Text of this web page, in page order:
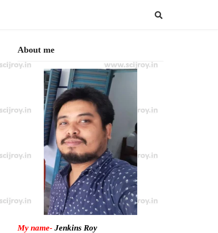
About me
My name- Jenkins Roy